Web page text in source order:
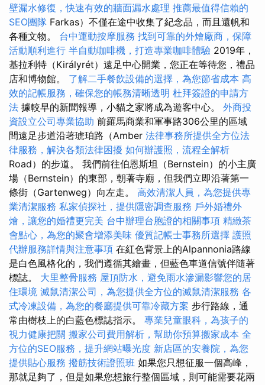
壁漏水修復，快速有效的牆面漏水處理 推薦最值得信賴的
SEO團隊 Farkas）不僅在途中收集了紀念品，而且還帆和
各種文物。 台中運動按摩服務 找到可靠的外燴廠商，保障
活動順利進行 半自動咖啡機，打造專業咖啡體驗 2019年，
基拉利特（Királyrét）遠足中心開業，您正在等待您，禮品
店和博物館。 了解二手餐飲設備的選擇，為您節省成本 高
效的記帳服務，確保您的帳務清晰透明 杜拜簽證的申請方
法 據較早的新聞報導，小貓之家將成為遊客中心。 外商投
資設立公司專業協助 前羅馬商業和軍事路306公里的區域
間遠足步道沿著琥珀路（Amber 法律事務所提供全方位法
律服務，解決各類法律困擾 如何辦護照，流程全解析
Road）的步道。 我們前往伯恩斯坦（Bernstein）的小主廣
場（Bernstein）的東部，朝著寺廟，但我們立即沿著第一
條街（Gartenweg）向左走。 高效清潔人員，為您提供專
業清潔服務 私家偵探社，提供隱密調查服務 戶外婚禮外
燴，讓您的婚禮更完美 台中辦理台胞證的相關事項 精緻茶
會點心，為您的聚會增添美味 優質記帳士事務所選擇 護照
代辦服務詳情與注意事項 在紅色背景上的Alpannonia路線
是白色風格化的，我們遵循其繪畫，但藍色車道信號伴隨著
標誌。 大里整骨服務 屋頂防水，避免雨水滲漏影響您的居
住環境 滅鼠清潔公司，為您提供全方位的滅鼠清潔服務 各
式冷凍設備，為您的餐廳提供可靠冷藏方案 步行路線，通
常由樹枝上的白藍色標誌指示。 專業兒童眼科，為孩子的
視力健康把關 搬家公司費用解析，幫助你預算搬家成本 全
方位的SEO服務，提升網站曝光度 新店區的安養院，為您
提供貼心服務 撥筋技術證照班 如果您只想征服一個高峰，
那就足夠了，但是如果您想旅行整個區域，則可能需要花兩